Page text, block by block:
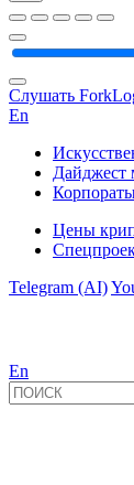
Слушать
En
Дайджест
Цены
Telegram (AI)
En